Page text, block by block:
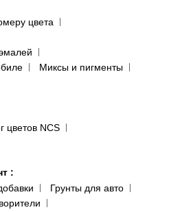
цвета
Миксы и пигменты
цветов NCS
:
Грунты для авто